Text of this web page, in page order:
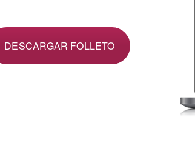
DESCARGAR FOLLETO